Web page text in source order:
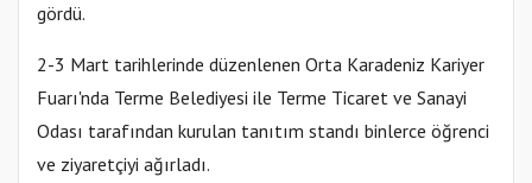
gördü.
2-3 Mart tarihlerinde düzenlenen Orta Karadeniz Kariyer
Fuarı'nda Terme Belediyesi ile Terme Ticaret ve Sanayi
Odası tarafından kurulan tanıtım standı binlerce öğrenci
ve ziyaretçiyi ağırladı.